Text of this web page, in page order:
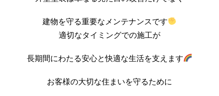
建物を守る重要なメンテナンスです
適切なタイミングでの施工が
長期間にわたる安心と快適な生活を支えます
お客様の大切な住まいを守るために